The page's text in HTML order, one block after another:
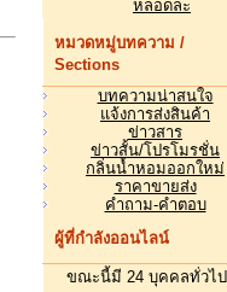
หลอดละ
หมวดหมู่บทความ /
Sections
บทความน่าสนใจ
แจ้งการส่งสินค้า
ข่าวสาร
ข่าวสั้น/โปรโมรชั่น
กลิ่นน้ำหอมออกใหม่
ราคาขายส่ง
คำถาม-คำตอบ
ผู้ที่กำลังออนไลน์
ขณะนี้มี 24 บุคคลทั่วไป